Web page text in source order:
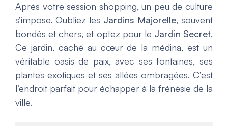
Après votre session shopping, un peu de culture
s’impose. Oubliez les Jardins Majorelle, souvent
bondés et chers, et optez pour le Jardin Secret.
Ce jardin, caché au cœur de la médina, est un
véritable oasis de paix, avec ses fontaines, ses
plantes exotiques et ses allées ombragées. C’est
l’endroit parfait pour échapper à la frénésie de la
ville.